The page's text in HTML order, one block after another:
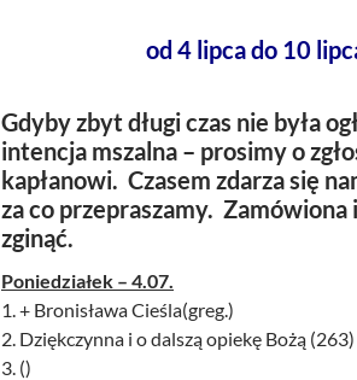
od 4 lipca do 10
Gdyby zbyt długi czas nie była
intencja mszalna – prosimy o
kapłanowi. Czasem zdarza się
za co przepraszamy. Zamówiona
zginąć.
Poniedziałek – 4.07.
1. + Bronisława Cieśla(greg.)
2. Dziękczynna i o dalszą opiekę Bożą (263)
3. ()